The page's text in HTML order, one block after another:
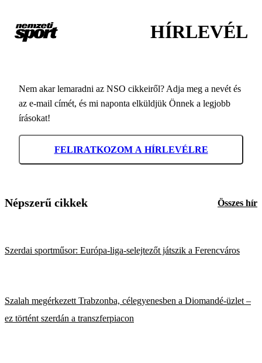
HÍRLEVÉL
Nem akar lemaradni az NSO cikkeiről? Adja meg a nevét és
az e-mail címét, és mi naponta elküldjük Önnek a legjobb
írásokat!
FELIRATKOZOM A HÍRLEVÉLRE
Népszerű cikkek Összes hír
Szerdai sportműsor: Európa-liga-selejtezőt játszik a Ferencváros
Szalah megérkezett Trabzonba, célegyenesben a Diomandé-üzlet –
ez történt szerdán a transzferpiacon